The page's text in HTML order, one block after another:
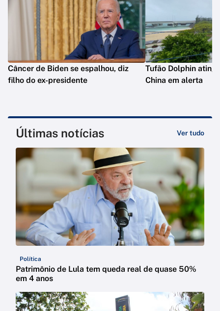
Câncer de Biden se espalhou, diz
filho do ex-presidente
Tufão Dolphin
China em alerta
Últimas notícias Ver tudo
Política
Patrimônio de Lula tem queda real de quase 50%
em 4 anos